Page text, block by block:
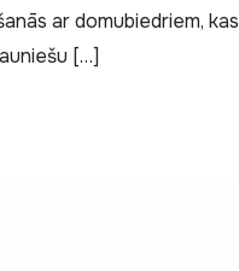
ar domubiedriem, kas
[…]